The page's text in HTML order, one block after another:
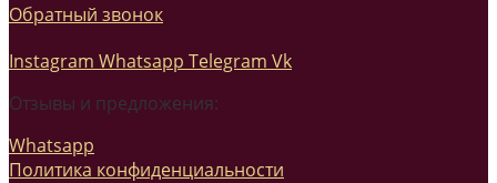
Обратный звонок
Instagram Whatsapp Telegram Vk
Отзывы и предложения:
Whatsapp
Политика конфиденциальности